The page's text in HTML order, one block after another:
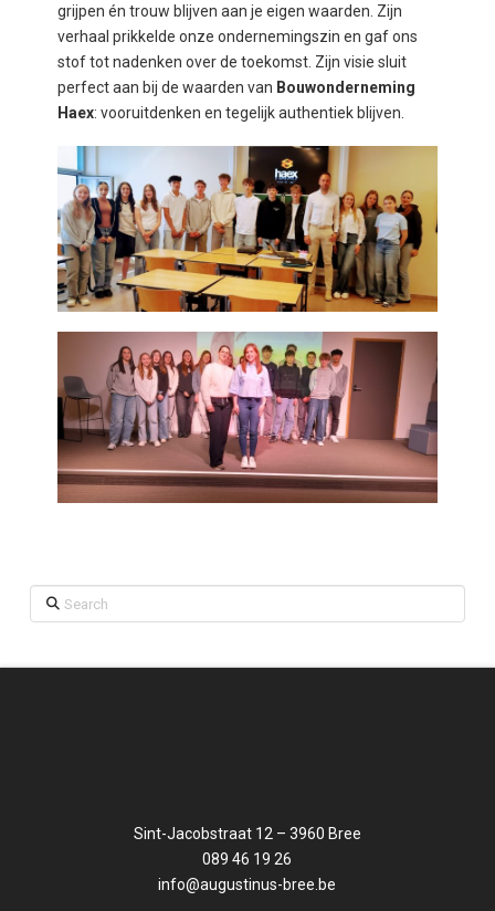
grijpen én trouw blijven aan je eigen waarden. Zijn
verhaal prikkelde onze ondernemingszin en gaf ons
stof tot nadenken over de toekomst. Zijn visie sluit
perfect aan bij de waarden van Bouwonderneming
Haex: vooruitdenken en tegelijk authentiek blijven.
Search
Sint-Jacobstraat 12 – 3960 Bree
089 46 19 26
info@augustinus-bree.be